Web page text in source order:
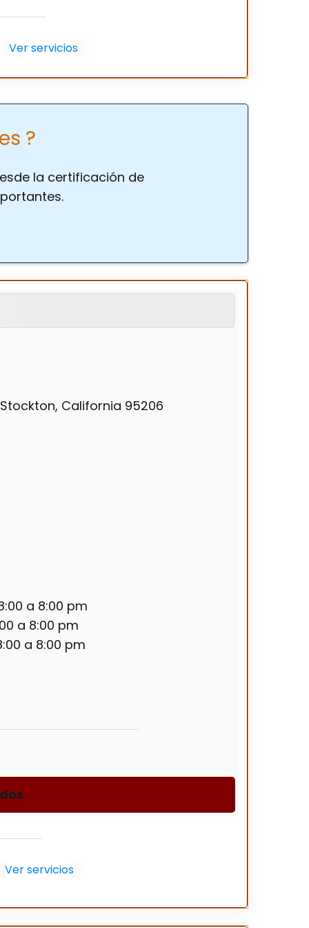
Ver servicios
?
la certificación de
California 95206
a 8:00 pm
a 8:00 pm
a 8:00 pm
Ver servicios